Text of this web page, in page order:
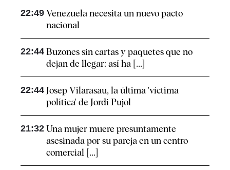
22:49 Venezuela necesita un nuevo pacto
nacional
22:44 Buzones sin cartas y paquetes que no
dejan de llegar: así ha [...]
22:44 Josep Vilarasau, la última 'víctima
política' de Jordi Pujol
21:32 Una mujer muere presuntamente
asesinada por su pareja en un centro
comercial [...]